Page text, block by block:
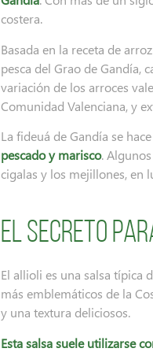
costera.
Basada en la receta de
pesca del Grao de Gandía,
variación de los arroces
Comunidad Valenciana, y
La fideuá de Gandía se
pescado y marisco.
cigalas y los mejillones, en
El secreto
El allioli es una salsa típica
más emblemáticos de la
y una textura deliciosos.
Esta salsa suele utilizarse